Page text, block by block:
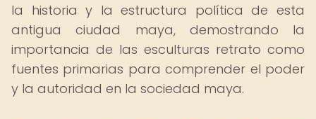
la historia y la estructura política de esta
antigua ciudad maya, demostrando la
importancia de las esculturas retrato como
fuentes primarias para comprender el poder
y la autoridad en la sociedad maya.